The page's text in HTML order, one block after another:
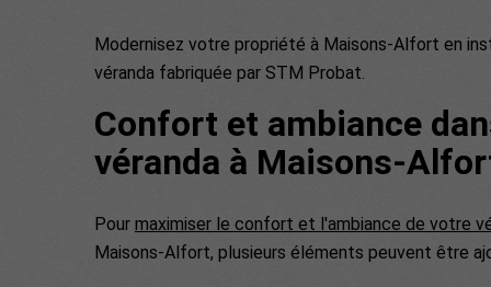
Modernisez votre propriété à Maisons-Alfort en
véranda fabriquée par STM Probat.
Confort et ambiance
véranda à Maisons-
Pour maximiser le confort et l'ambiance de votre
Maisons-Alfort, plusieurs éléments peuvent être